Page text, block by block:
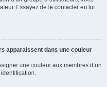
Essayez de le contacter en lui
apparaissent dans une couleur
une couleur aux membres d’un